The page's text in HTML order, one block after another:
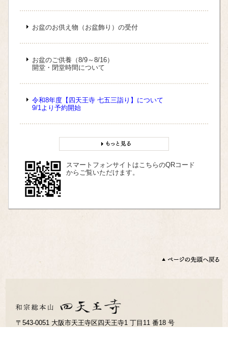
お盆のお供え物（お盆飾り）の受付
お盆のご供養（8/9～8/16）
開堂・閉堂時間について
令和8年度【四天王寺 七五三詣り】について
9/1より予約開始
スマートフォンサイトはこちらのQRコード
からご覧いただけます。
〒543-0051 大阪市天王寺区四天王寺1 丁目11 番18 号